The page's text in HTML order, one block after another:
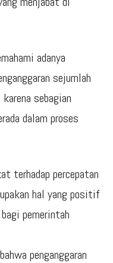
adanya
sejumlah
sebagian
dalam proses
terhadap percepatan
hal yang positif
pemerintah
penganggaran